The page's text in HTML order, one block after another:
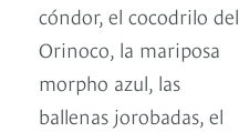
cóndor, el cocodrilo del
Orinoco, la mariposa
morpho azul, las
ballenas jorobadas, el